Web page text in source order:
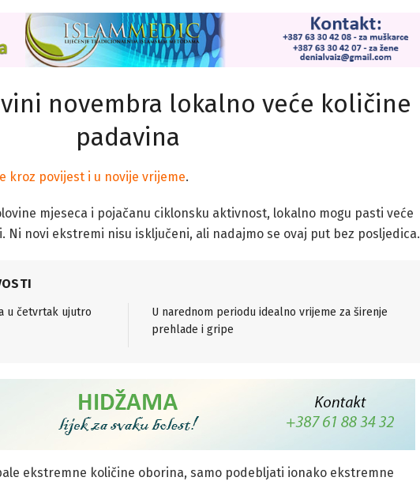
novembra lokalno veće količine
padavina
kroz povijest i u novije vrijeme.
mjeseca i pojačanu ciklonsku aktivnost, lokalno mogu pasti veće
Ni novi ekstremi nisu isključeni, ali nadajmo se ovaj put bez posljedica.
u četvrtak ujutro
U narednom periodu idealno vrijeme za širenje
prehlade i gripe
ekstremne količine oborina, samo podebljati ionako ekstremne